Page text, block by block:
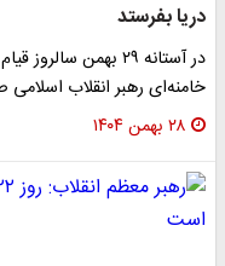
دریا بفرستد
در آستانه ۲۹ بهمن
خامنه‌ای رهبر انقلاب
۲۸ بهمن ۱۴۰۴